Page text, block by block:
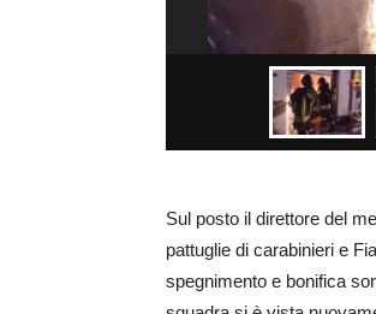
Sul posto il direttore del
pattuglie di carabinieri e
spegnimento e bonifica